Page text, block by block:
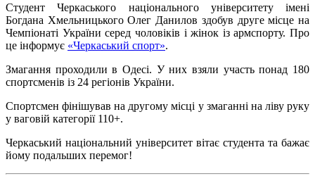
Студент Черкаського національного університету імені
Богдана Хмельницького Олег Данилов здобув друге місце на
Чемпіонаті України серед чоловіків і жінок із армспорту. Про
це інформує «Черкаський спорт».
Змагання проходили в Одесі. У них взяли участь понад 180
спортсменів із 24 регіонів України.
Спортсмен фінішував на другому місці у змаганні на ліву руку
у ваговій категорії 110+.
Черкаський національний університет вітає студента та бажає
йому подальших перемог!